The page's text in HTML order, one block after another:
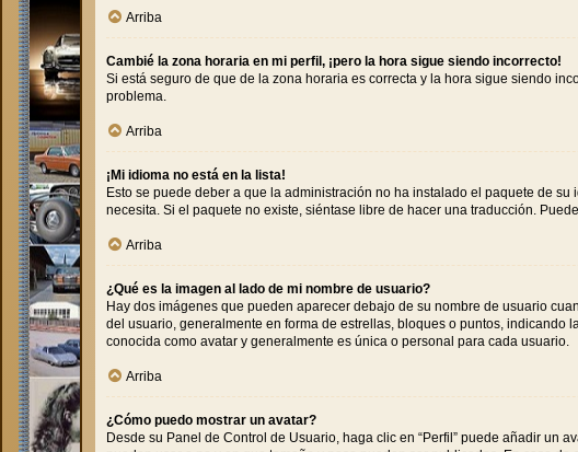
Arriba
Cambié la zona horaria en mi perfil, ¡pero la hora sigue siendo incorrecto!
Si está seguro de que de la zona horaria es correcta y la hora sigue siendo
problema.
Arriba
¡Mi idioma no está en la lista!
Esto se puede deber a que la administración no ha instalado el paquete de
necesita. Si el paquete no existe, siéntase libre de hacer una traducción.
Arriba
¿Qué es la imagen al lado de mi nombre de usuario?
Hay dos imágenes que pueden aparecer debajo de su nombre de usuario
del usuario, generalmente en forma de estrellas, bloques o puntos,
conocida como avatar y generalmente es única o personal para cada usuario.
Arriba
¿Cómo puedo mostrar un avatar?
Desde su Panel de Control de Usuario, haga clic en “Perfil” puede añadir un